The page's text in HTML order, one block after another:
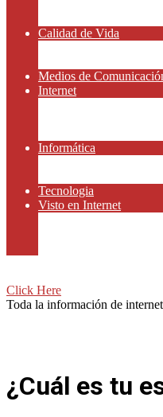
Calidad de Vida
Medios de
Internet
Informática
Tecnologia
Visto en Internet
Click Here
Toda la información de
¿Cuál es tu